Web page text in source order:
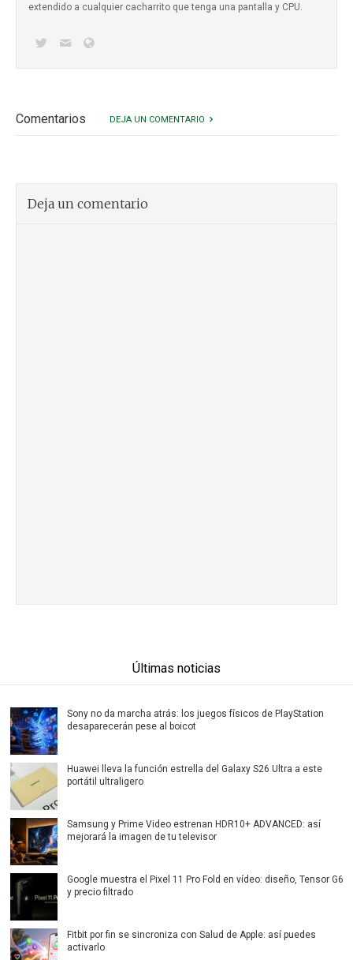
extendido a cualquier cacharrito que tenga una pantalla y CPU.
Comentarios DEJA UN COMENTARIO
Deja un comentario
Últimas noticias
Sony no da marcha atrás: los juegos físicos de PlayStation
desaparecerán pese al boicot
Huawei lleva la función estrella del Galaxy S26 Ultra a este
portátil ultraligero
Samsung y Prime Video estrenan HDR10+ ADVANCED: así
mejorará la imagen de tu televisor
Google muestra el Pixel 11 Pro Fold en vídeo: diseño, Tensor G6
y precio filtrado
Fitbit por fin se sincroniza con Salud de Apple: así puedes
activarlo